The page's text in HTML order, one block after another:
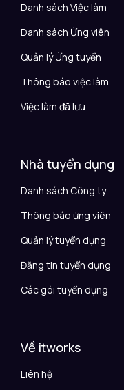
Danh sách Việc làm
Danh sách Ứng viên
Quản lý Ứng tuyển
Thông báo việc làm
Việc làm đã lưu
Nhà tuyển dụng
Danh sách Công ty
Thông báo ứng viên
Quản lý tuyển dụng
Đăng tin tuyển dụng
Các gói tuyển dụng
Về itworks
Liên hệ